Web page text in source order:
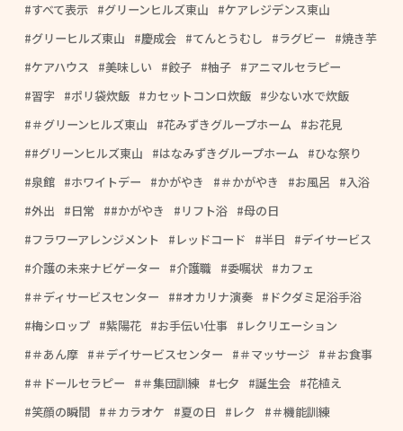
すべて表示 グリーンヒルズ東山
ケアレジデンス東山
グリーヒルズ東山
慶成会 てんとうむし ラグビー
焼き芋
ケアハウス
美味しい 餃子 柚子
アニマルセラピー
習字
ポリ袋炊飯 カセットコンロ炊飯
少ない水で炊飯
＃グリーンヒルズ東山
花みずきグループホーム
お花見
#グリーンヒルズ東山
はなみずきグループホーム
ひな祭り
泉館
ホワイトデー かがやき ＃かがやき お風呂
入浴
外出
日常 #かがやき リフト浴
母の日
フラワーアレンジメント
レッドコード 半日
デイサービス
介護の未来ナビゲーター
介護職 委嘱状
カフェ
＃ディサービスセンター
#オカリナ演奏
ドクダミ足浴手浴
梅シロップ
紫陽花 お手伝い仕事
レクリエーション
＃あん摩
＃デイサービスセンター ＃マッサージ
＃お食事
＃ドールセラピー
＃集団訓練 七夕 誕生会
花植え
笑顔の瞬間
＃カラオケ 夏の日 レク
＃機能訓練